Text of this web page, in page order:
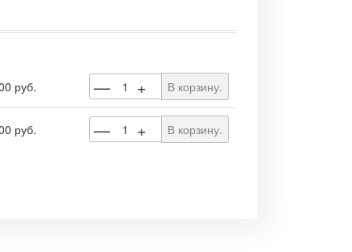
руб. — + В корзину.
руб. — + В корзину.